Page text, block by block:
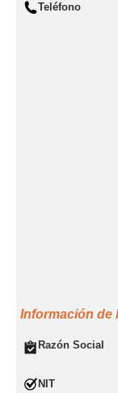
Teléfono
Información de
Razón Social
NIT